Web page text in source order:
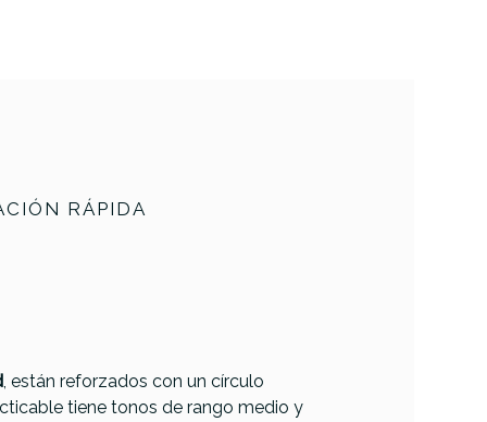
RÁPIDA
, están reforzados con un círculo
tiene tonos de rango medio y